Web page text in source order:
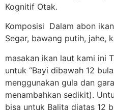
Kognitif Otak.
Komposisi Dalam abon
Segar, bawang putih, jahe,
masakan ikan laut kami ini
untuk “Bayi dibawah 12
menggunakan gula dan
menambahkan sedikit).
bisa untuk Balita diatas 12